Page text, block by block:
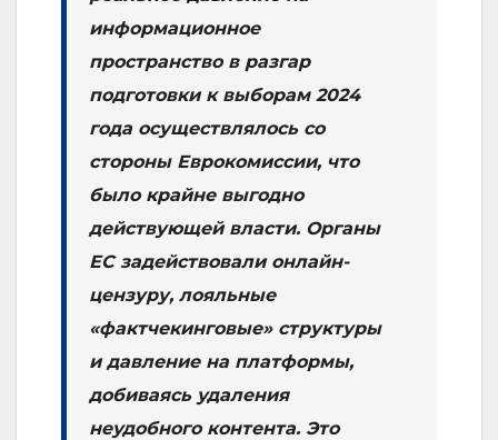
информационное
пространство в разгар
подготовки к выборам 2024
года осуществлялось со
стороны Еврокомиссии, что
было крайне выгодно
действующей власти. Органы
ЕС задействовали онлайн-
цензуру, лояльные
«фактчекинговые» структуры
и давление на платформы,
добиваясь удаления
неудобного контента. Это